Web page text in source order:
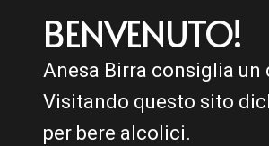
BENVENUTO!
Anesa Birra consiglia un
Visitando questo sito
per bere alcolici.